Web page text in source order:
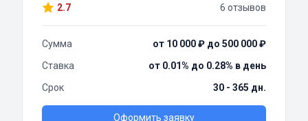
2.7 6 отзывов
Сумма
от 10 000 ₽ до 500 000 ₽
Ставка
от 0.01% до 0.28% в день
Срок
30 - 365 дн.
Оформить заявку